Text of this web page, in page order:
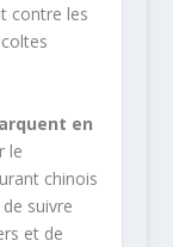
contre les
en
le
chinois
suivre
et de